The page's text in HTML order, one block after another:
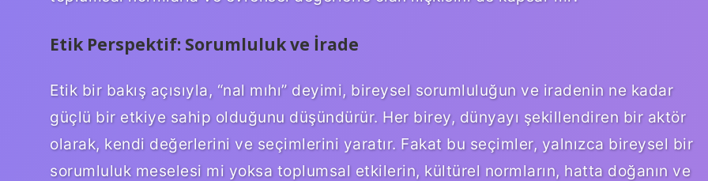
Etik Perspektif: Sorumluluk ve İrade
Etik bir bakış açısıyla, “nal mıhı” deyimi, bireysel sorumluluğun ve iradenin ne kadar
güçlü bir etkiye sahip olduğunu düşündürür. Her birey, dünyayı şekillendiren bir aktör
olarak, kendi değerlerini ve seçimlerini yaratır. Fakat bu seçimler, yalnızca bireysel bir
sorumluluk meselesi mi yoksa toplumsal etkilerin, kültürel normların, hatta doğanın ve